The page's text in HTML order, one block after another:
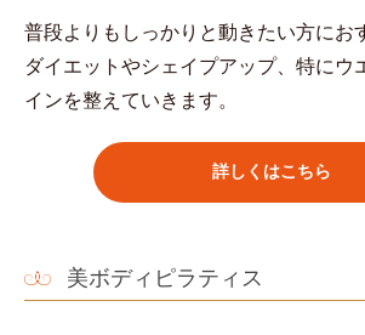
普段よりもしっかりと動きたい方にお
ダイエットやシェイプアップ、特にウ
インを整えていきます。
詳しくはこちら
美ボディピラティス